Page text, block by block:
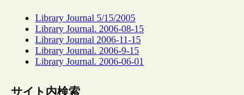
Library Journal 5/15/2005
Library Journal. 2006-08-15
Library Journal 2006-11-15
Library Journal. 2006-9-15
Library Journal. 2006-06-01
サイト内検索